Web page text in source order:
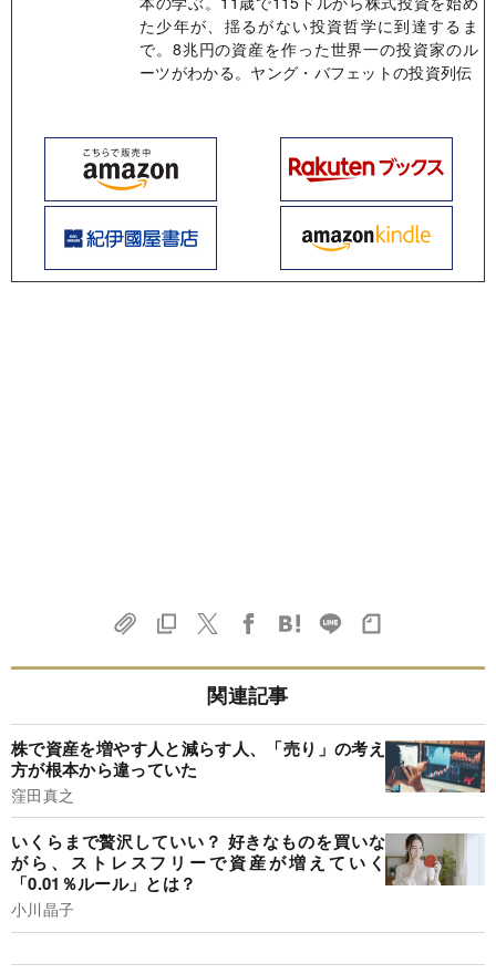
た少年が、揺るがない投資哲学に到達するま
で。8兆円の資産を作った世界一の投資家のル
ーツがわかる。ヤング・バフェットの投資列伝
関連記事
株で資産を増やす人と減らす人、「売り」の考え
方が根本から違っていた
窪田真之
いくらまで贅沢していい？ 好きなものを買いな
がら、ストレスフリーで資産が増えていく
「0.01％ルール」とは？
小川晶子